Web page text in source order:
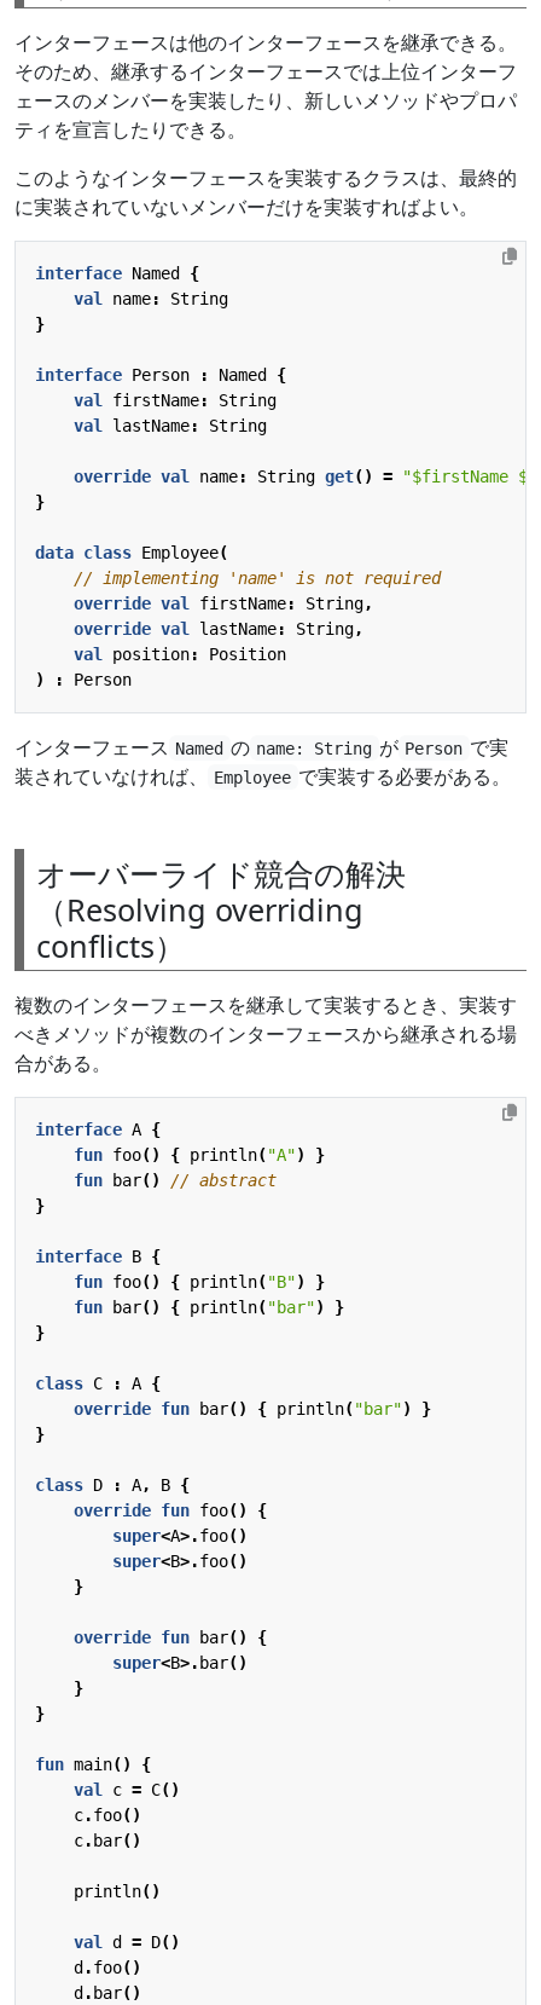
インターフェースは他のインターフェースを継承できる。
そのため、継承するインターフェースでは上位インターフ
ェースのメンバーを実装したり、新しいメソッドやプロパ
ティを宣言したりできる。
このようなインターフェースを実装するクラスは、最終的
に実装されていないメンバーだけを実装すればよい。
interface Named
{
val
name:
String
}
interface Person : Named
{
val
firstName:
String
val
lastName: String
override val name: String get() = "$firstName
}
data class Employee(
override val firstName: String,
override val lastName: String,
val
position:
Position
)
: Person
インターフェース Named の name: String が Person で実
装されていなければ、
Employee で実装する必要がある。
オーバーライド競合の解決
（Resolving overriding
conflicts）
複数のインターフェースを継承して実装するとき、実装す
べきメソッドが複数のインターフェースから継承される場
合がある。
interface A {
fun foo() { println("A")
}
fun
bar()
}
interface B {
fun foo() { println("B")
}
fun
bar() { println("bar")
}
}
class C : A {
override fun bar() { println("bar")
}
}
class D : A, B {
override fun foo()
{
super<A>.foo()
super<B>.foo()
}
override fun bar()
{
super<B>. bar()
}
}
fun main()
{
val
c = C()
c.foo()
c. bar()
println()
val d = D()
d .foo()
d . bar()